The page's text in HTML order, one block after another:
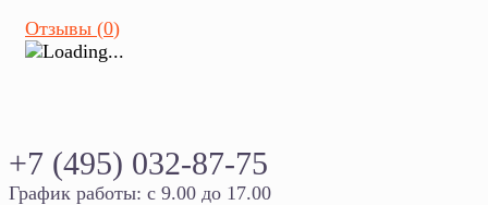
Отзывы (0)
+7 (495) 032-87-75
График работы: с 9.00 до 17.00